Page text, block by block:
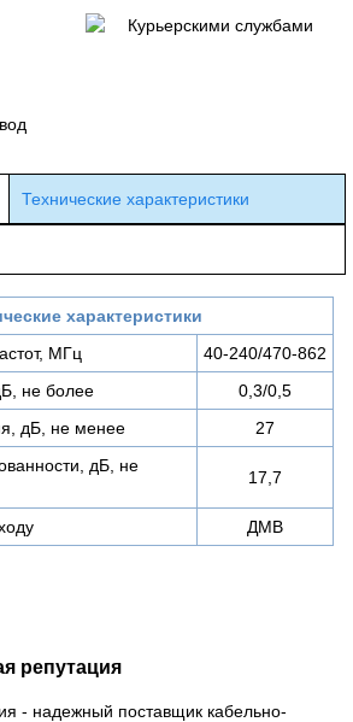
Курьерскими службами
Технические характеристики
характеристики
МГц
40-240/470-862
не более
0,3/0,5
дБ, не менее
27
дБ, не
17,7
ДМВ
репутация
- надежный поставщик кабельно-